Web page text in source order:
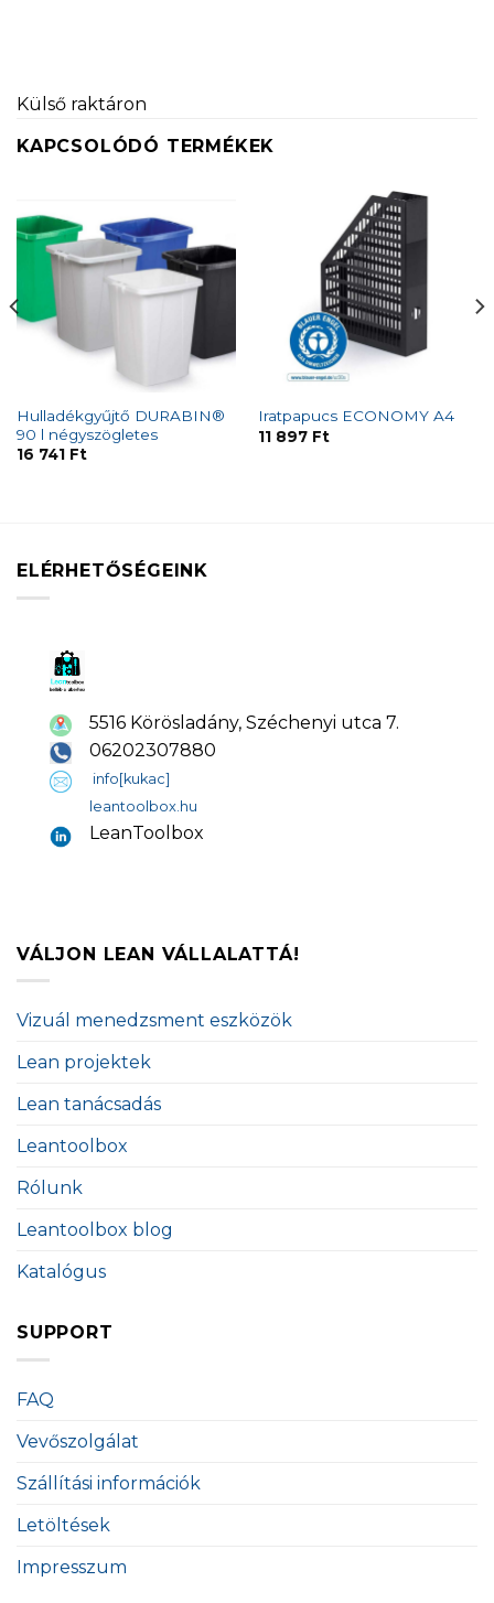
Külső raktáron
KAPCSOLÓDÓ TERMÉKEK
Hulladékgyűjtő DURABIN®
90 l négyszögletes
16 741 Ft
Iratpapucs ECONOMY A4
11 897 Ft
ELÉRHETŐSÉGEINK
5516 Körösladány, Széchenyi utca 7.
06202307880
info[kukac]
leantoolbox.hu
LeanToolbox
VÁLJON LEAN VÁLLALATTÁ!
Vizuál menedzsment eszközök
Lean projektek
Lean tanácsadás
Leantoolbox
Rólunk
Leantoolbox blog
Katalógus
SUPPORT
FAQ
Vevőszolgálat
Szállítási információk
Letöltések
Impresszum